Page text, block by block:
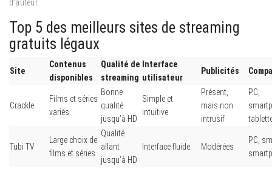
d’auteur.
Top 5 des meilleurs sites de streaming
gratuits légaux
Site
Contenus
disponibles
Qualité de
streaming
Interface
utilisateur
Publicités
Crackle
Films et séries
variés
Bonne
qualité
jusqu’à HD
Simple et
intuitive
Présent,
mais non
intrusif
PC,
Tubi TV
Large choix de
films et séries
Qualité
allant
jusqu’à HD
Interface fluide Modérées
PC,